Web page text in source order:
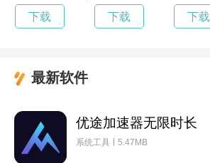
下载 下载 下载
最新软件
优途加速器无限时长
系统工具 5.47MB